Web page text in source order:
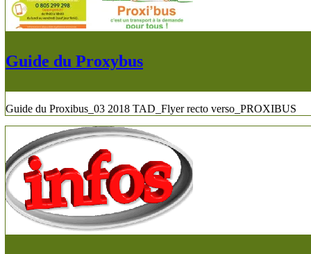
Guide du Proxybus
Guide du Proxibus_03 2018 TAD_Flyer recto verso_PROXIBUS